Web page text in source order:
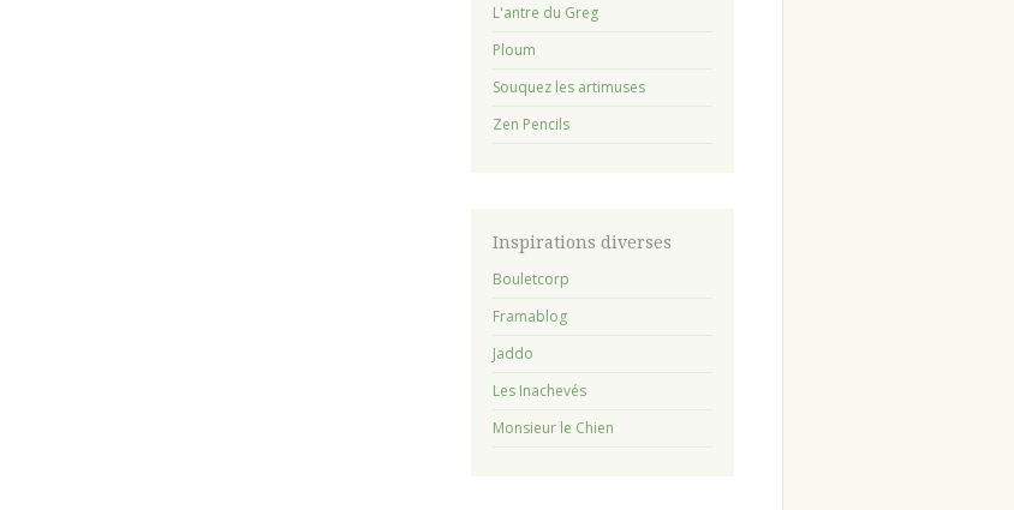
L'antre du Greg
Ploum
Souquez les artimuses
Zen Pencils
Inspirations diverses
Bouletcorp
Framablog
Jaddo
Les Inachevés
Monsieur le Chien